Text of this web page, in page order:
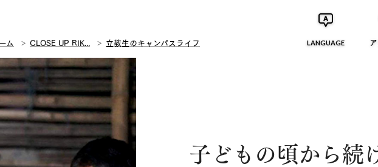
ム CLOSE UP RIK... 立教生のキャンパスライフ LANGUAGE
子どもの頃から続